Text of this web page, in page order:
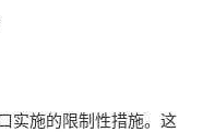
实施的限制性措施。这